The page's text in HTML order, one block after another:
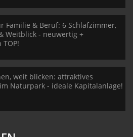
Familie & Beruf: 6 Schlafzimmer,
Weitblick - neuwertig +
weit blicken: attraktives
Naturpark - ideale Kapitalanlage!